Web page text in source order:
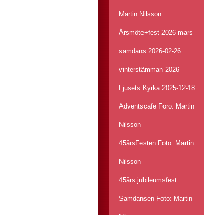
Martin Nilsson
Årsmöte+fest 2026 mars
samdans 2026-02-26
vinterstämman 2026
Ljusets Kyrka 2025-12-18
Adventscafe Foro: Martin
Nilsson
45årsFesten Foto: Martin
Nilsson
45års jubileumsfest
Samdansen Foto: Martin